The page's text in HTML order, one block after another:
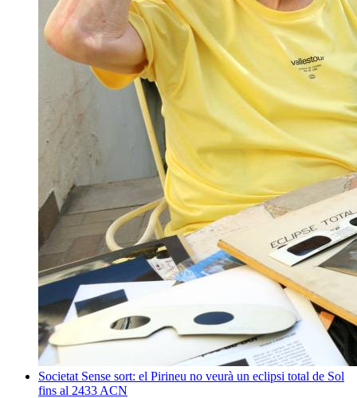
Societat Sense sort: el Pirineu no veurà un eclipsi total de Sol
fins al 2433 ACN